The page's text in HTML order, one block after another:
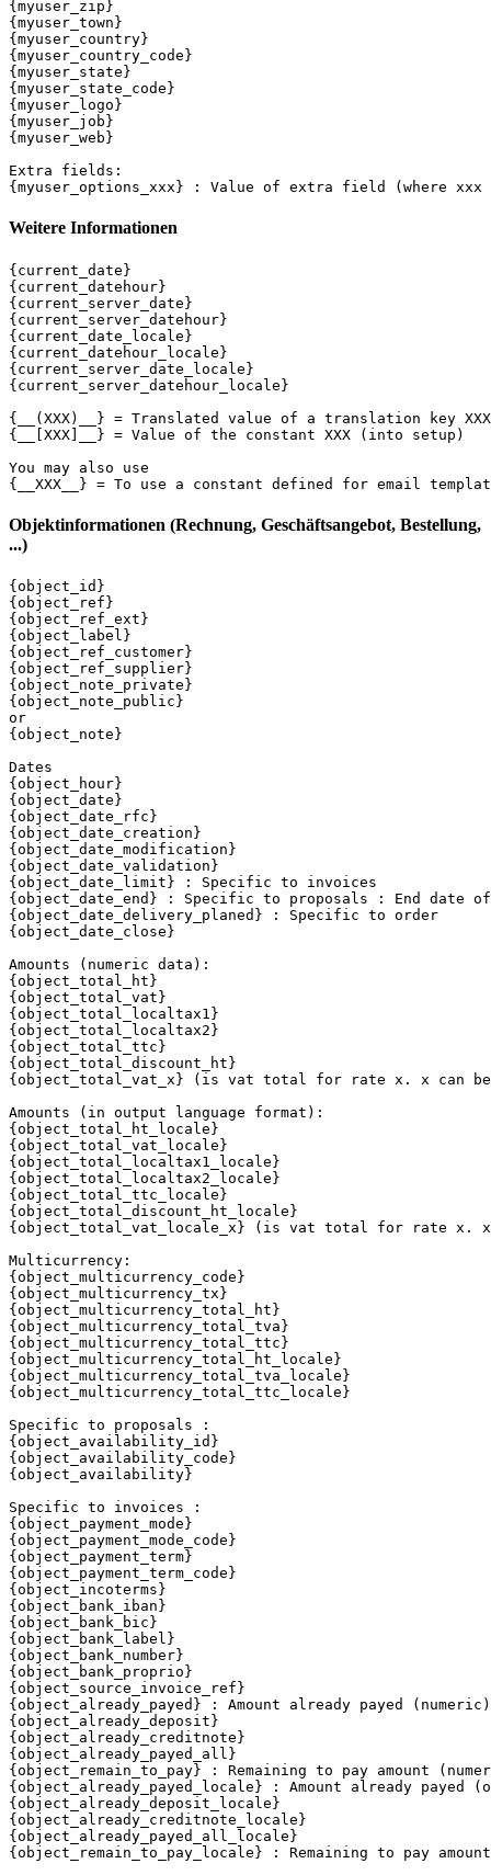
{myuser_zip}
{myuser_town}
{myuser_country}
{myuser_country_code}
{myuser_state}
{myuser_state_code}
{myuser_logo}
{myuser_job}
{myuser_web}
Extra fields:
Weitere Informationen
{current_date}
{current_datehour}
{current_server_date}
{current_server_datehour}
{current_date_locale}
{current_datehour_locale}
{current_server_date_locale}
{current_server_datehour_locale}
{__(XXX)__} = Translated value of a translation key
{__[XXX]__} = Value of the constant XXX (into setup)
You may also use
Objektinformationen (Rechnung, Geschäftsangebot, Bestellung,
...)
{object_id}
{object_ref}
{object_ref_ext}
{object_label}
{object_ref_customer}
{object_ref_supplier}
{object_note_private}
{object_note_public}
or
{object_note}
Dates
{object_hour}
{object_date}
{object_date_rfc}
{object_date_creation}
{object_date_modification}
{object_date_validation}
{object_date_limit} : Specific to invoices
{object_date_end} : Specific to proposals : End date
{object_date_delivery_planed} : Specific to order
{object_date_close}
Amounts (numeric data):
{object_total_ht}
{object_total_vat}
{object_total_localtax1}
{object_total_localtax2}
{object_total_ttc}
{object_total_discount_ht}
{object_total_vat_x} (is vat total for rate x. x can
Amounts (in output language format):
{object_total_ht_locale}
{object_total_vat_locale}
{object_total_localtax1_locale}
{object_total_localtax2_locale}
{object_total_ttc_locale}
{object_total_discount_ht_locale}
{object_total_vat_locale_x} (is vat total for rate x. x
Multicurrency:
{object_multicurrency_code}
{object_multicurrency_tx}
{object_multicurrency_total_ht}
{object_multicurrency_total_tva}
{object_multicurrency_total_ttc}
{object_multicurrency_total_ht_locale}
{object_multicurrency_total_tva_locale}
{object_multicurrency_total_ttc_locale}
Specific to proposals :
{object_availability_id}
{object_availability_code}
{object_availability}
Specific to invoices :
{object_payment_mode}
{object_payment_mode_code}
{object_payment_term}
{object_payment_term_code}
{object_incoterms}
{object_bank_iban}
{object_bank_bic}
{object_bank_label}
{object_bank_number}
{object_bank_proprio}
{object_source_invoice_ref}
{object_already_payed} : Amount already payed (numeric)
{object_already_deposit}
{object_already_creditnote}
{object_already_payed_all}
{object_remain_to_pay} : Remaining to pay amount
{object_already_payed_locale} : Amount already payed
{object_already_deposit_locale}
{object_already_creditnote_locale}
{object_already_payed_all_locale}
{object_remain_to_pay_locale} : Remaining to pay